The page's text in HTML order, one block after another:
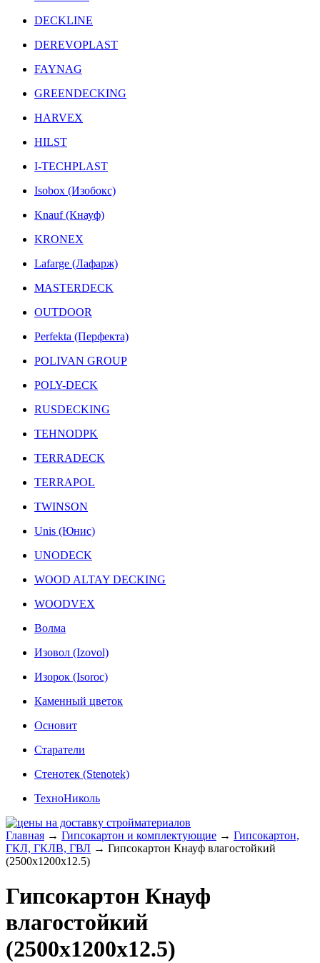
DECKLINE
DEREVOPLAST
FAYNAG
GREENDECKING
HARVEX
HILST
I-TECHPLAST
Isobox (Изобокс)
Knauf (Кнауф)
KRONEX
Lafarge (Лафарж)
MASTERDECK
OUTDOOR
Perfekta (Перфекта)
POLIVAN GROUP
POLY-DECK
RUSDECKING
TEHNODPK
TERRADECK
TERRAPOL
TWINSON
Unis (Юнис)
UNODECK
WOOD ALTAY DECKING
WOODVEX
Волма
Изовол (Izovol)
Изорок (Isoroc)
Каменный цветок
Основит
Старатели
Стенотек (Stenotek)
ТехноНиколь
Главная → Гипсокартон и комплектующие → Гипсокартон,
ГКЛ, ГКЛВ, ГВЛ → Гипсокартон Кнауф влагостойкий
(2500x1200x12.5)
Гипсокартон Кнауф
влагостойкий
(2500x1200x12.5)